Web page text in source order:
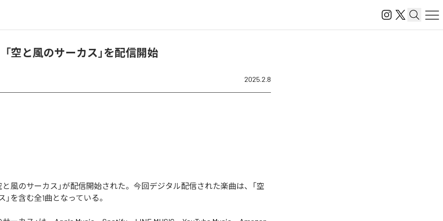
空と風のサーカス」を配信開始
2025.2.8
と風のサーカス」が配信開始された。今回デジタル配信された楽曲は、「空
を含む全1曲となっている。